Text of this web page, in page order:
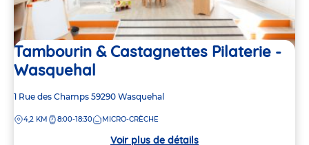
Tambourin & Castagnettes Pilaterie -
Wasquehal
Adresse
la
1 Rue des Champs 59290 Wasquehal
DISTANCE
4,2 KM 8:00-18:30 MICRO-CRÈCHE
Voir plus de détails